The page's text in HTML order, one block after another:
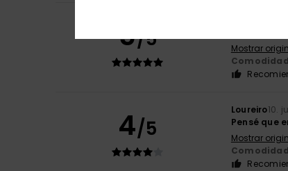
5/5
Mostrar
Comodidad
4/5
Loureiro10.
Pensé que
Mostrar
Comodidad